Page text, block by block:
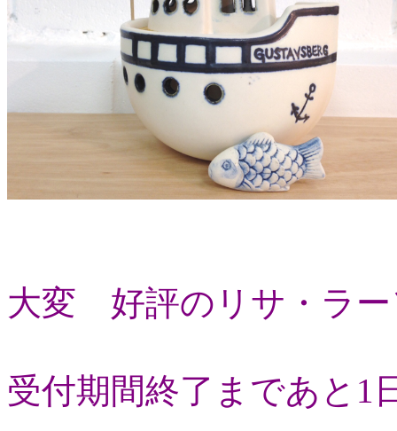
大変 好評のリサ・ラ
受付期間終了まであと1